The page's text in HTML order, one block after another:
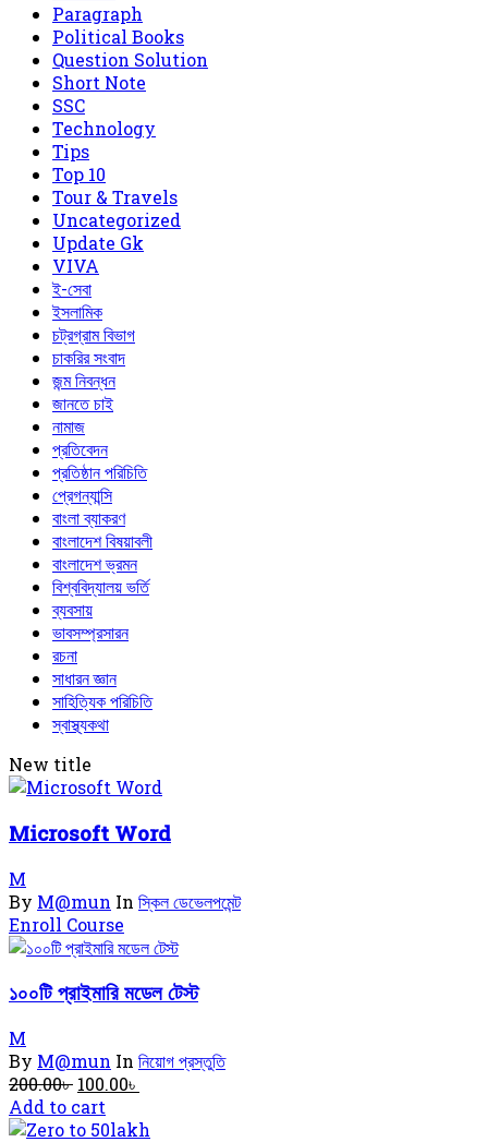
Paragraph
Political Books
Question Solution
Short Note
‍SSC
Technology
Tips
Top 10
Tour & Travels
Uncategorized
Update Gk
VIVA
ই-সেবা
ইসলামিক
চট্রগ্রাম বিভাগ
চাকরির সংবাদ
জন্ম নিবন্ধন
জানতে চাই
নামাজ
প্রতিবেদন
প্রতিষ্ঠান পরিচিতি
প্রেগন্যান্সি
বাংলা ব্যাকরণ
বাংলাদেশ বিষয়াবলী
বাংলাদেশ ভ্রমন
বিশ্ববিদ্যালয় ভর্তি
ব্যবসায়
ভাবসম্প্রসারন
রচনা
সাধারন জ্ঞান
সাহিত্যিক পরিচিতি
স্বাস্থ্যকথা
New title
Microsoft Word
M
By M@mun In স্কিল ডেভেলপমেন্ট
Enroll Course
১০০টি প্রাইমারি মডেল টেস্ট
M
By M@mun In নিয়োগ প্রস্তুতি
200.00৳ Original
price
was:
100.00৳
is:
Add to cart